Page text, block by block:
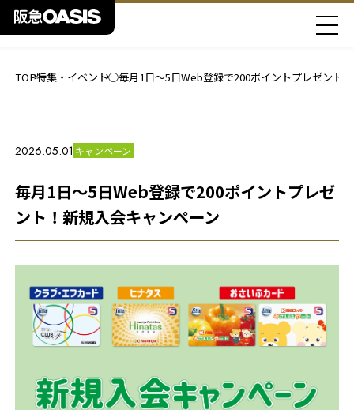
TOP特集・イベント○毎月1日～5日Web登録で200ポイントプレゼント
2026.05.01 キャンペーン
毎月1日～5日Web登録で200ポイントプレゼ
ント！新規入会キャンペーン